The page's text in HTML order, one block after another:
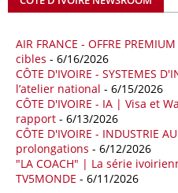
18/04/26 ALGERIE - BP
La multinationale BP signe son
prospection d’hydrocarbures dans
par l’Agence nationale pour la
hydrocarbures (ALNAFT).
avril par l’institution, intervient
de l’exploration. Le périmètre
l’est du pays jugée peu explorée
lancer ses premières opérations
AIR FRANCE - OFFRE
cibles - 6/16/2026
CÔTE D'IVOIRE - SYSTEMES
l’atelier national - 6/15/2026
CÔTE D'IVOIRE - IA | Visa et
rapport - 6/13/2026
CÔTE D'IVOIRE - INDUSTRIE
prolongations - 6/12/2026
"LA COACH" | La série
TV5MONDE - 6/11/2026